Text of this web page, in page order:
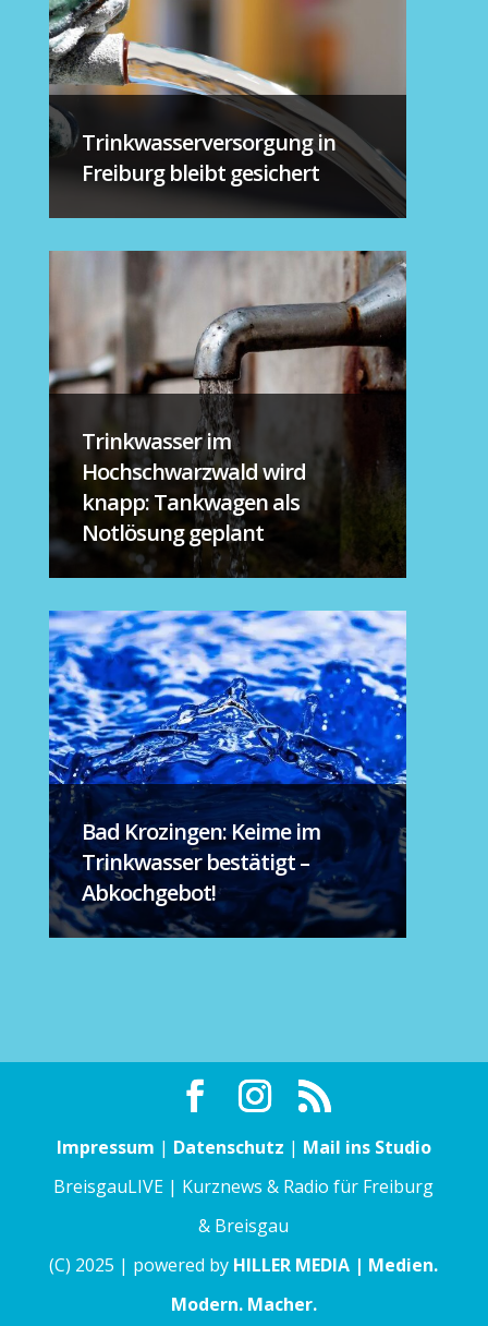
Trinkwasserversorgung in
Freiburg bleibt gesichert
Trinkwasser im
Hochschwarzwald wird
knapp: Tankwagen als
Notlösung geplant
Bad Krozingen: Keime im
Trinkwasser bestätigt –
Abkochgebot!
Impressum | Datenschutz | Mail ins Studio
BreisgauLIVE | Kurznews & Radio für Freiburg
& Breisgau
(C) 2025 | powered by HILLER MEDIA | Medien.
Modern. Macher.